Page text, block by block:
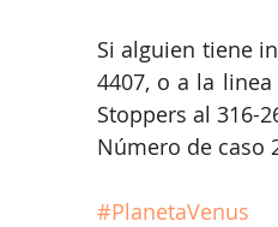
Si alguien tiene
4407, o a la
Stoppers al 316-
Número de caso
#PlanetaVenus